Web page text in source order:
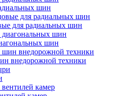
шин
для радиальных шин
шин
внедорожной техники